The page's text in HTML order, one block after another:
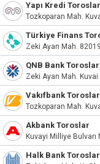
Yapı Kredi Toroslar
Tozkoparan Mah.
Türkiye Finans
Zeki Ayan Mah.
QNB Bank Toroslar
Zeki Ayan Mah.
Vakıfbank Toroslar
Tozkoparan Mah.
Akbank Toroslar
Kuvayi Milliye
Halk Bank Toroslar